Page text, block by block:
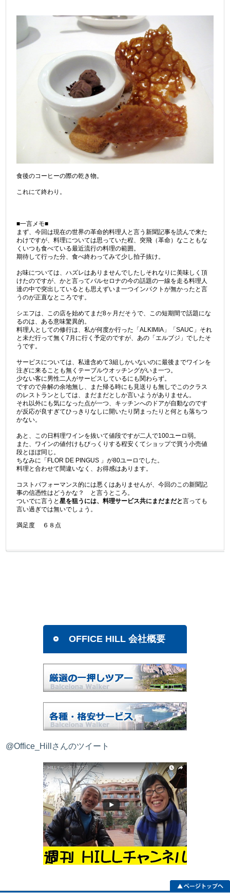
食後のコーヒーの際の乾き物。
これにて終わり。
■一言メモ■
まず、今回は現在の世界の革命的料理人と言う新聞記事を読んで来た
わけですが、料理については思っていた程、突飛（革命）なこともな
くいつも食べている最近流行の料理の範囲。
期待して行った分、食べ終わってみて少し拍子抜け。
お味については、ハズレはありませんでしたしそれなりに美味しく頂
けたのですが、かと言ってバルセロナの今の話題の一線を走る料理人
達の中で突出しているとも思えずいま一つインパクトが無かったと言
うのが正直なところです。
シエフは、この店を始めてまだ8ヶ月だそうで、この短期間で話題にな
るのは、ある意味驚異的。
料理人としての修行は、私が何度か行った「ALKIMIA」「SAUC」それ
と未だ行って無く7月に行く予定のですが、あの「エルブジ」でしたそ
うです。
サービスについては、私達含めて3組しかいないのに最後までワインを
注ぎに来ることも無くテーブルウオッチングがいま一つ。
少ない客に男性二人がサービスしているにも関わらず。
ですので弁解の余地無し、また帰る時にも見送りも無しでこのクラス
のレストランとしては、まだまだとしか言いようがありません。
それ以外にも気になった点が一つ、キッチンへのドアが自動なのです
が反応が良すぎてひっきりなしに開いたり閉まったりと何とも落ちつ
かない。
あと、この日料理ワインを抜いて値段ですが二人で100ユーロ弱。
また、ワインの値付けもびっくりする程安くてショップで買う小売値
段とほぼ同じ。
ちなみに「FLOR DE PINGUS 」が80ユーロでした。
料理と合わせて間違いなく、お得感はあります。
コストパフォーマンス的には悪くはありませんが、今回のこの新聞記
事の信憑性はどうかな？ と言うところ。
ついでに言うと星を狙うには、料理サービス共にまだまだと言っても
言い過ぎでは無いでしょう。
満足度 ６８点
OFFICE HILL 会社概要
@Office_Hillさんのツイート